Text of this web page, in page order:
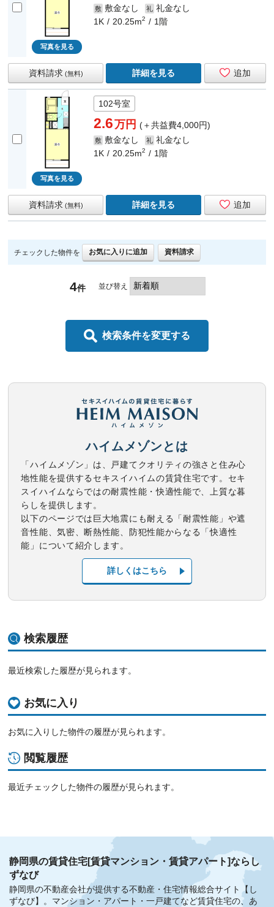
写真を見る
敷 敷金なし 礼 礼金なし
1K
20.25m2 1階
追加
資料請求 (無料) 詳細を見る
写真を見る
102号室
2.6万円(＋共益費4,000円)
敷 敷金なし 礼 礼金なし
1K
20.25m2 1階
追加
資料請求 (無料) 詳細を見る
チェックした物件を お気に入りに追加 資料請求
4件 並び替え
検索条件を変更する
ハイムメゾンとは
「ハイムメゾン」は、戸建てクオリティの強さと住み心
地性能を提供するセキスイハイムの賃貸住宅です。セキ
スイハイムならではの耐震性能・快適性能で、上質な暮
らしを提供します。
以下のページでは巨大地震にも耐える「耐震性能」や遮
音性能、気密、断熱性能、防犯性能からなる「快適性
能」について紹介します。
詳しくはこちら
お気に入り
お気に入りした物件の履歴が見られます。
閲覧履歴
最近チェックした物件の履歴が見られます。
検索履歴
最近検索した履歴が見られます。
静岡県の賃貸住宅[賃貸マンション・賃貸アパート]ならし
ずなび
静岡県の不動産会社が提供する不動産・住宅情報総合サイト【し
ずなび】。 マンション・アパート・一戸建てなど賃貸住宅の、あ